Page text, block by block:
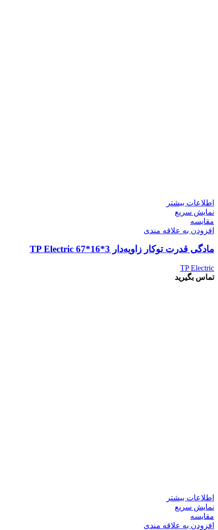
اطلاعات بیشتر
نمایش سریع
مقايسه
افزودن به علاقه مندی
مادگی قدرت توکار زاویه‌دار 3*16*67 TP Electric
TP Electric
تماس بگیرید
اطلاعات بیشتر
نمایش سریع
مقايسه
افزودن به علاقه مندی